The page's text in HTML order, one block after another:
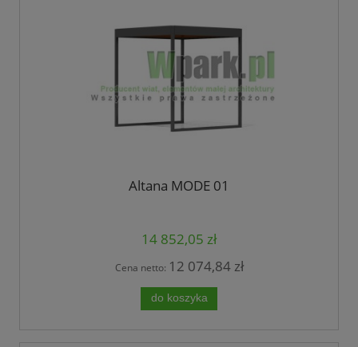
Altana MODE 01
14 852,05 zł
Cena netto: 12 074,84 zł
do koszyka